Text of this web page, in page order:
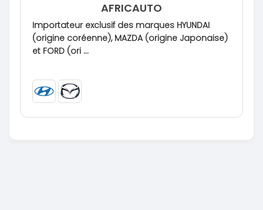
AFRICAUTO
Importateur exclusif des marques HYUNDAI
(origine coréenne), MAZDA (origine Japonaise)
et FORD (ori ...